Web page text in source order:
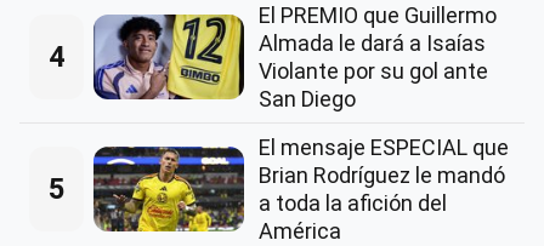
4
El PREMIO que Guillermo
Almada le dará a Isaías
Violante por su gol ante
San Diego
5
El mensaje ESPECIAL que
Brian Rodríguez le mandó
a toda la afición del
América